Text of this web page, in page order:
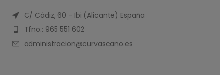
C/ Cádiz, 60 - Ibi (Alicante) España
Tfno.: 965 551 602
administracion@curvascano.es